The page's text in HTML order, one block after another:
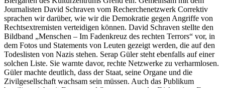
Journalisten David Schraven vom Recherchenetzwerk Correktiv
sprachen wir darüber, wie wir die Demokratie gegen Angriffe von
Rechtsextremisten verteidigen können. David Schraven stellte den
Bildband „Menschen – Im Fadenkreuz des rechten Terrors“ vor, in
dem Fotos und Statements von Leuten gezeigt werden, die auf den
Todeslisten von Nazis stehen. Serap Güler steht ebenfalls auf einer
solchen Liste. Sie warnte davor, rechte Netzwerke zu verharmlosen.
Güler machte deutlich, dass der Staat, seine Organe und die
Zivilgesellschaft wachsam sein müssen. Auch das Publikum